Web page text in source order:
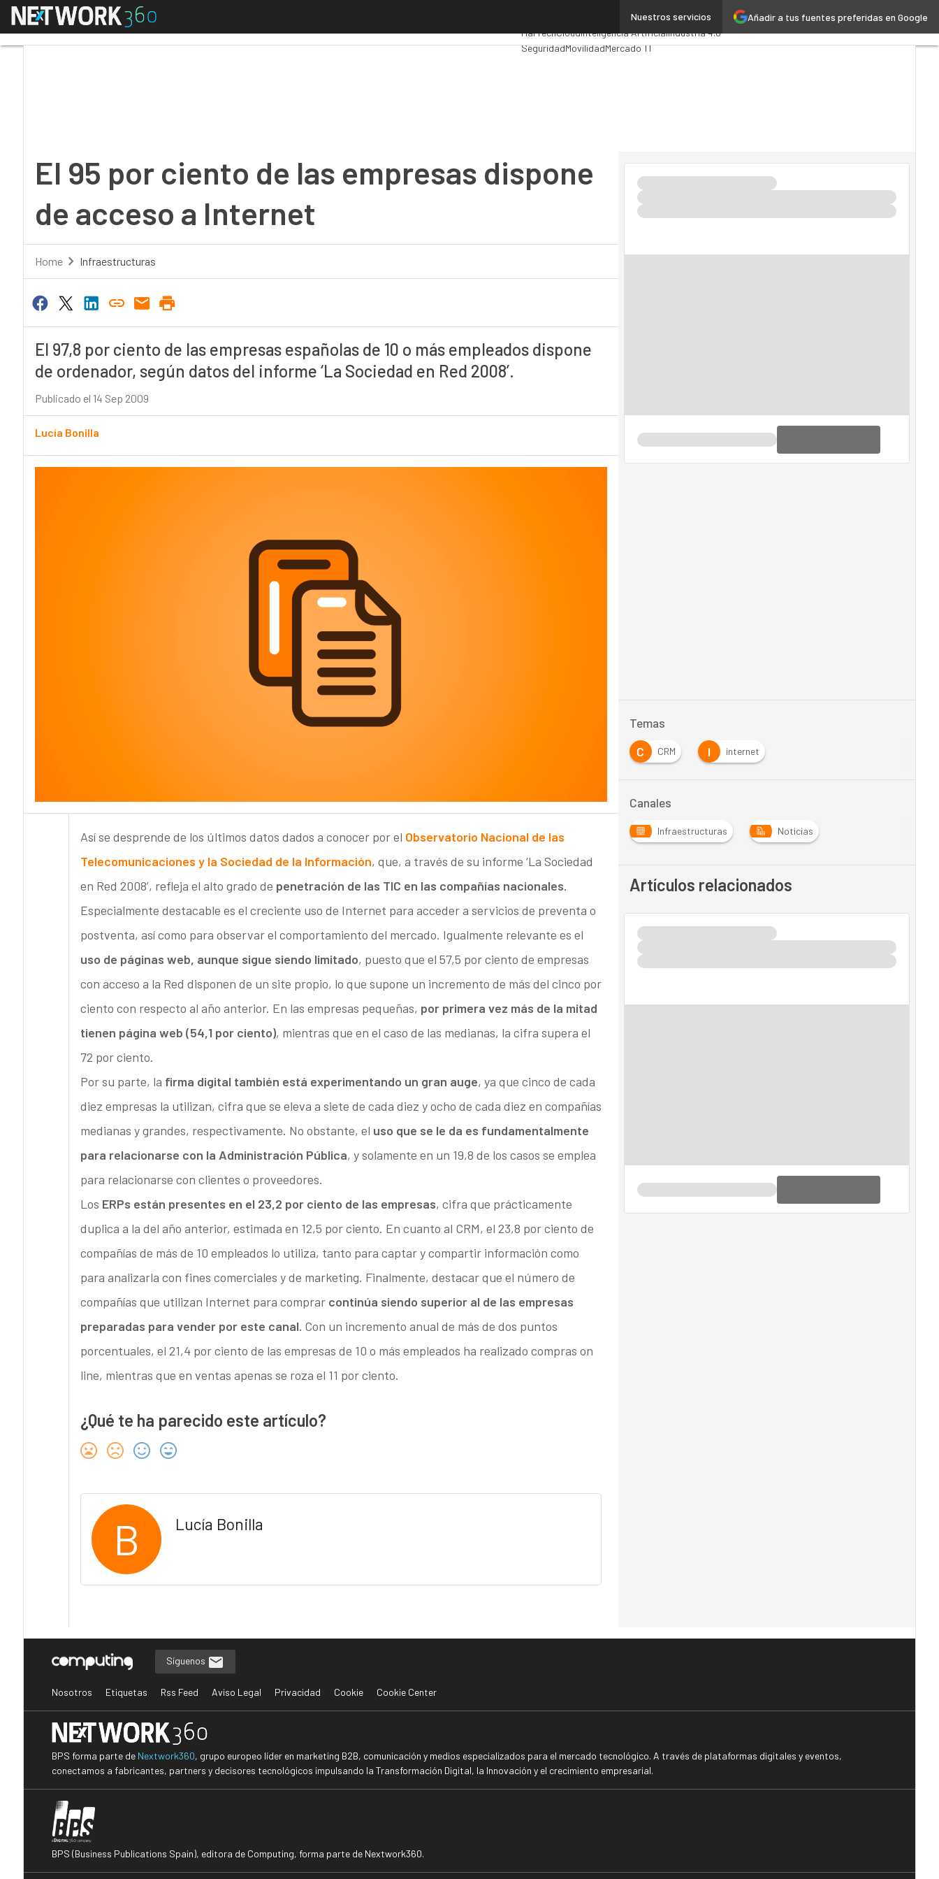
Añadir a tus fuentes preferidas en Google
Nuestros servicios
Menú AnalyticsAdministración Pública
MarTechCloudInteligencia ArtificialIndustria 4.0
SeguridadMovilidadMercado TI
El 95 por ciento de las empresas dispone
de acceso a Internet
Home Infraestructuras
El 97,8 por ciento de las empresas españolas de 10 o más empleados dispone
de ordenador, según datos del informe ‘La Sociedad en Red 2008’.
Publicado el 14 Sep 2009
Lucía Bonilla
Así se desprende de los últimos datos dados a conocer por el Observatorio Nacional de las
Telecomunicaciones y la Sociedad de la Información, que, a través de su informe ‘La Sociedad
en Red 2008’, refleja el alto grado de penetración de las TIC en las compañías nacionales.
Especialmente destacable es el creciente uso de Internet para acceder a servicios de preventa o
postventa, así como para observar el comportamiento del mercado. Igualmente relevante es el
uso de páginas web, aunque sigue siendo limitado, puesto que el 57,5 por ciento de empresas
con acceso a la Red disponen de un site propio, lo que supone un incremento de más del cinco por
ciento con respecto al año anterior. En las empresas pequeñas, por primera vez más de la mitad
tienen página web (54,1 por ciento), mientras que en el caso de las medianas, la cifra supera el
72 por ciento.
Por su parte, la firma digital también está experimentando un gran auge, ya que cinco de cada
diez empresas la utilizan, cifra que se eleva a siete de cada diez y ocho de cada diez en compañías
medianas y grandes, respectivamente. No obstante, el uso que se le da es fundamentalmente
para relacionarse con la Administración Pública, y solamente en un 19,8 de los casos se emplea
para relacionarse con clientes o proveedores.
Los ERPs están presentes en el 23,2 por ciento de las empresas, cifra que prácticamente
duplica a la del año anterior, estimada en 12,5 por ciento. En cuanto al CRM, el 23,8 por ciento de
compañías de más de 10 empleados lo utiliza, tanto para captar y compartir información como
para analizarla con fines comerciales y de marketing. Finalmente, destacar que el número de
compañías que utilizan Internet para comprar continúa siendo superior al de las empresas
preparadas para vender por este canal. Con un incremento anual de más de dos puntos
porcentuales, el 21,4 por ciento de las empresas de 10 o más empleados ha realizado compras on
line, mientras que en ventas apenas se roza el 11 por ciento.
¿Qué te ha parecido este artículo?
B Lucía Bonilla
Temas
C
CRM I internet
Canales
Infraestructuras Noticias
Artículos relacionados
Síguenos
Nosotros Etiquetas Rss Feed Aviso Legal Privacidad Cookie Cookie Center
BPS forma parte de Nextwork360, grupo europeo líder en marketing B2B, comunicación y medios especializados para el mercado tecnológico. A través de plataformas digitales y eventos,
conectamos a fabricantes, partners y decisores tecnológicos impulsando la Transformación Digital, la Innovación y el crecimiento empresarial.
BPS (Business Publications Spain), editora de Computing, forma parte de Nextwork360.